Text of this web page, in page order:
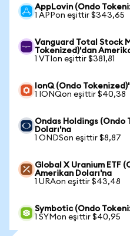
AppLovin (Ondo
1 APPon eşittir $343,65
Vanguard Total Stock
Tokenized)'dan
1 VTIon eşittir $381,81
IonQ (Ondo
1 IONQon eşittir $40,38
Ondas Holdings (Ondo
Doları'na
1 ONDSon eşittir $8,87
Global X Uranium ETF
Amerikan Doları'na
1 URAon eşittir $43,48
Symbotic (Ondo
1 SYMon eşittir $40,95